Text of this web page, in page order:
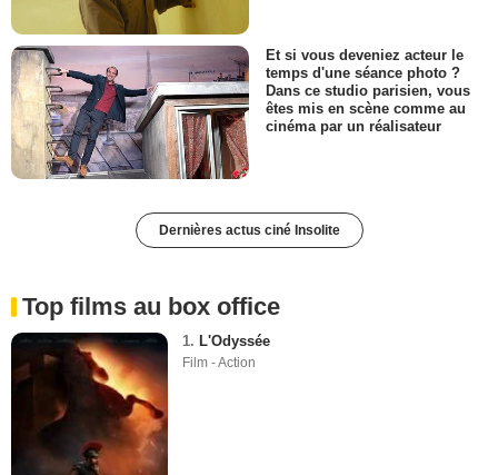
Et si vous deveniez acteur le
temps d'une séance photo ?
Dans ce studio parisien, vous
êtes mis en scène comme au
cinéma par un réalisateur
Dernières actus ciné Insolite
Top films au box office
1. L'Odyssée
Film - Action